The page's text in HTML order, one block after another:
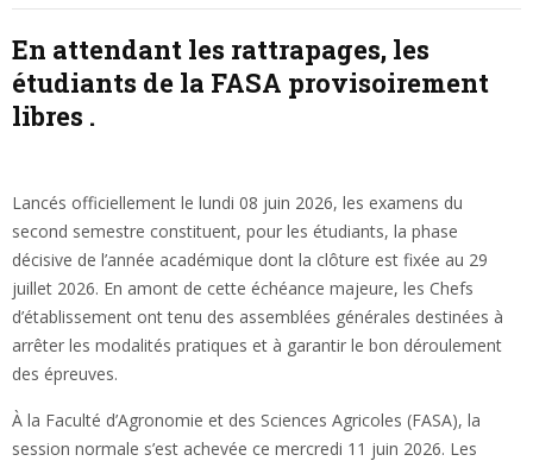
En attendant les rattrapages, les
étudiants de la FASA provisoirement
libres .
Lancés officiellement le lundi 08 juin 2026, les examens du
second semestre constituent, pour les étudiants, la phase
décisive de l’année académique dont la clôture est fixée au 29
juillet 2026. En amont de cette échéance majeure, les Chefs
d’établissement ont tenu des assemblées générales destinées à
arrêter les modalités pratiques et à garantir le bon déroulement
des épreuves.
À la Faculté d’Agronomie et des Sciences Agricoles (FASA), la
session normale s’est achevée ce mercredi 11 juin 2026. Les